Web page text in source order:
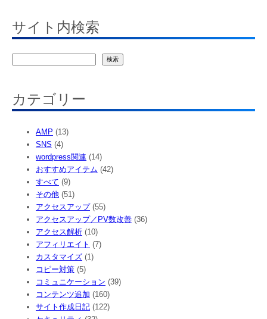
サイト内検索
検索
カテゴリー
AMP (13)
SNS (4)
wordpress関連 (14)
おすすめアイテム (42)
すべて (9)
その他 (51)
アクセスアップ(55)
アクセスアップ／PV数改善 (36)
アクセス解析 (10)
アフィリエイト (7)
カスタマイズ (1)
コピー対策 (5)
コミュニケーション (39)
コンテンツ追加 (160)
サイト作成日記 (122)